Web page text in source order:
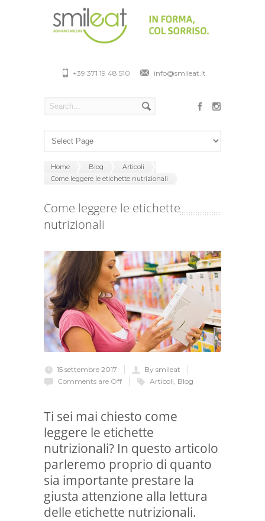
+39 371 19 48 510 info@smileat.it
Home Blog
Articoli
Come leggere le etichette nutrizionali
Come leggere le etichette
nutrizionali
15 settembre 2017
By smileat
Comments are Off
Articoli Blog
Ti sei mai chiesto come
leggere le etichette
nutrizionali? In questo articolo
parleremo proprio di quanto
sia importante prestare la
giusta attenzione alla lettura
delle etichette nutrizionali.